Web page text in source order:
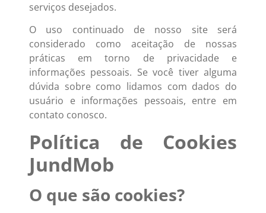
serviços desejados.
O uso continuado de nosso site será
considerado como aceitação de nossas
práticas em torno de privacidade e
informações pessoais. Se você tiver alguma
dúvida sobre como lidamos com dados do
usuário e informações pessoais, entre em
contato conosco.
Política de Cookies
JundMob
O que são cookies?